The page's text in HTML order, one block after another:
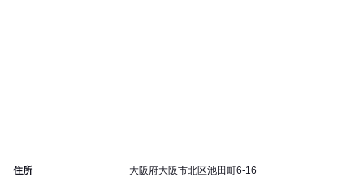
住所 大阪府大阪市北区池田町6-16